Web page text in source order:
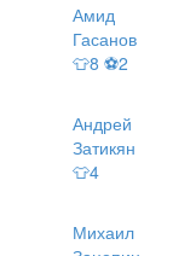
Амид
Гасанов
👕8 ⚽2
Андрей
Затикян
👕4
Михаил